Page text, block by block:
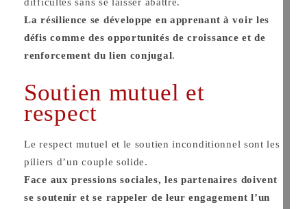
La résilience se développe en apprenant à voir les
défis comme des opportunités de croissance et de
renforcement du lien conjugal​.
Soutien mutuel et
respect
Le respect mutuel et le soutien inconditionnel sont les
piliers d’un couple solide.
Face aux pressions sociales, les partenaires doivent
se soutenir et se rappeler de leur engagement l’un